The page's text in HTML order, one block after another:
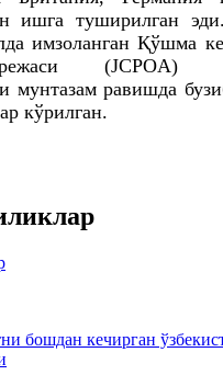
ишга туширилган
имзоланган Қўшма
(JCPOA)
мунтазам равишда
кўрилган.
бошдан кечирган